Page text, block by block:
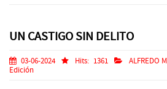
UN CASTIGO SIN DELITO
03-06-2024 Hits: 1361 ALFREDO
Edición